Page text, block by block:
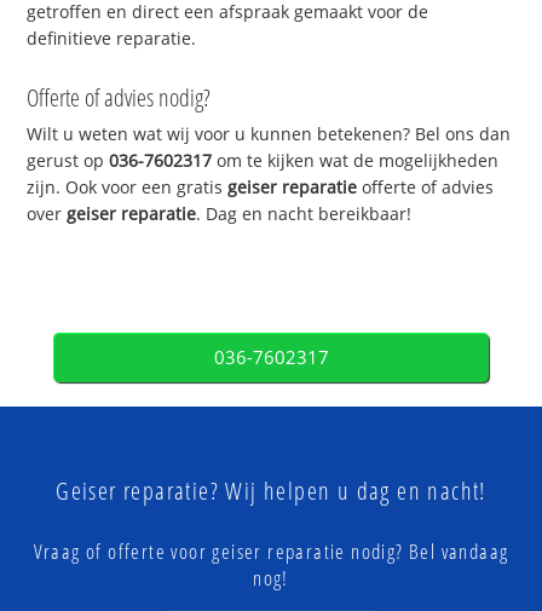
getroffen en direct een afspraak gemaakt voor de
definitieve reparatie.
Offerte of advies nodig?
Wilt u weten wat wij voor u kunnen betekenen? Bel ons dan
gerust op036-7602317 om te kijken wat de mogelijkheden
zijn. Ook voor een gratisgeiser reparatie offerte of advies
overgeiser reparatie. Dag en nacht bereikbaar!
036-7602317
Geiser reparatie? Wij helpen u dag en nacht!
Vraag of offerte voor geiser reparatie nodig? Bel vandaag
nog!